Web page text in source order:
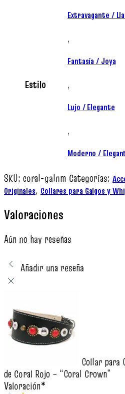
Estilo
Extravagante /
,
Fantasía / Joya
,
Lujo / Elegante
,
Moderno /
SKU: coral-galnm Categorías:
Originales, Collares para Galgos y
Valoraciones
Aún no hay reseñas
Añadir una reseña
Collar para
de Coral Rojo – “Coral Crown”
Valoración*